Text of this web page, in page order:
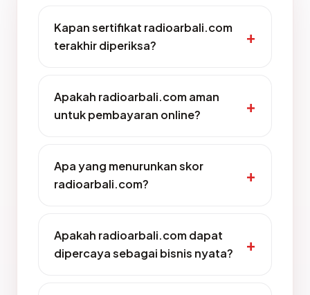
Kapan sertifikat radioarbali.com
terakhir diperiksa?
Apakah radioarbali.com aman
untuk pembayaran online?
Apa yang menurunkan skor
radioarbali.com?
Apakah radioarbali.com dapat
dipercaya sebagai bisnis nyata?